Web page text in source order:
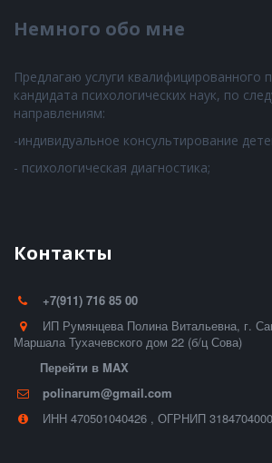
Немного обо мне
Предлагаю услуги квалифицированного
кандидата психологических наук, по
направлениям:
-индивидуальное консультирование
- психологическая диагностика;
Контакты
+7(911) 716 85 00
ИП Румянцева Полина Витальевна, г.
Маршала Тухачевского дом 22 (б/ц Сова)
Перейти в MAX
polinarum@gmail.com
ИНН 470501040426 , ОГРНИП